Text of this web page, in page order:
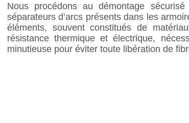
Nous procédons au démontage
séparateurs d’arcs présents dans les
éléments, souvent constitués de
résistance thermique et électrique,
minutieuse pour éviter toute libération de